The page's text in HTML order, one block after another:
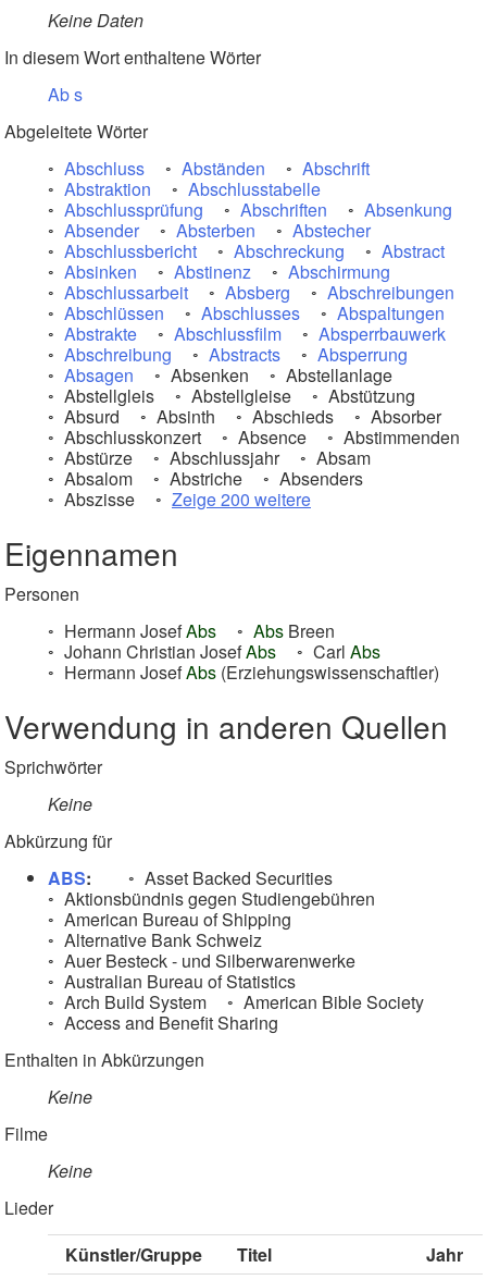
Keine Daten
In diesem Wort enthaltene Wörter
Abs
Abgeleitete Wörter
Abschluss
Abständen
Abschrift
Abstraktion
Abschlusstabelle
Abschlussprüfung
Abschriften
Absenkung
Absender
Absterben
Abstecher
Abschlussbericht
Abschreckung
Abstract
Absinken
Abstinenz
Abschirmung
Abschlussarbeit
Absberg
Abschreibungen
Abschlüssen
Abschlusses
Abspaltungen
Abstrakte
Abschlussfilm
Absperrbauwerk
Abschreibung
Abstracts
Absperrung
Absagen
Absenken
Abstellanlage
Abstellgleis
Abstellgleise
Abstützung
Absurd
Absinth Abschieds
Absorber
Abschlusskonzert
Absence
Abstimmenden
Abstürze
Abschlussjahr
Absam
Absalom
Abstriche
Absenders
Abszisse
Zeige 200 weitere
Eigennamen
Personen
Hermann JosefAbs Abs Breen
Johann Christian JosefAbs Carl Abs
Hermann JosefAbs (Erziehungswissenschaftler)
Verwendung in anderen Quellen
Sprichwörter
Keine
Abkürzung für
ABS:
Asset Backed Securities
Aktionsbündnis gegen Studiengebühren
American Bureau of Shipping
Alternative Bank Schweiz
Auer Besteck - und Silberwarenwerke
Australian Bureau of Statistics
Arch Build System
American Bible Society
Access and Benefit Sharing
Enthalten in Abkürzungen
Keine
Filme
Keine
Lieder
Künstler/Gruppe
Titel
Jahr